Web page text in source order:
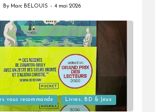
Posted
By Marc BELOUIS 4 mai 2026
vous recommande Livres, BD & Jeux